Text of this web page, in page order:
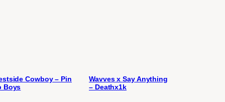
Cowboy – Pin
Boys
Wavves x Say Anything
– Deathx1k